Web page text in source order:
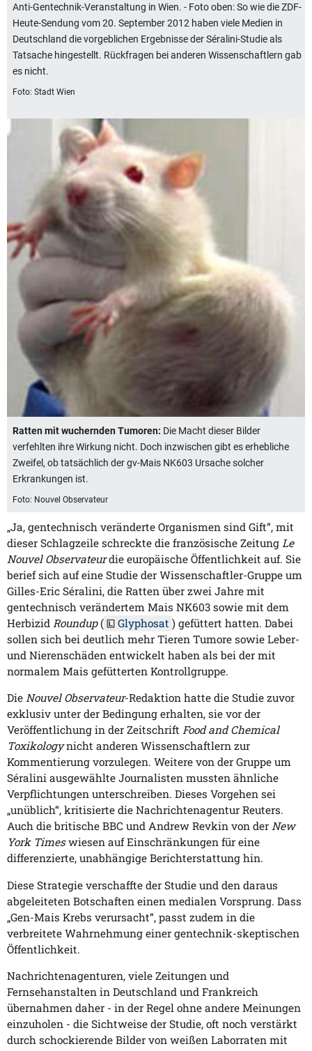
Anti-Gentechnik-Veranstaltung in Wien. - Foto oben: So wie die ZDF-
Heute-Sendung vom 20. September 2012 haben viele Medien in
Deutschland die vorgeblichen Ergebnisse der Séralini-Studie als
Tatsache hingestellt. Rückfragen bei anderen Wissenschaftlern gab
es nicht.
Foto: Stadt Wien
Ratten mit wuchernden Tumoren: Die Macht dieser Bilder
verfehlten ihre Wirkung nicht. Doch inzwischen gibt es erhebliche
Zweifel, ob tatsächlich der gv-Mais NK603 Ursache solcher
Erkrankungen ist.
Foto: Nouvel Observateur
„Ja, gentechnisch veränderte Organismen sind Gift“, mit
dieser Schlagzeile schreckte die französische Zeitung Le
Nouvel Observateurdie europäische Öffentlichkeit auf. Sie
berief sich auf eine Studie der Wissenschaftler-Gruppe um
Gilles-Eric Séralini, die Ratten über zwei Jahre mit
gentechnisch verändertem Mais NK603 sowie mit dem
Herbizid Roundup( Glyphosat ) gefüttert hatten. Dabei
sollen sich bei deutlich mehr Tieren Tumore sowie Leber-
und Nierenschäden entwickelt haben als bei der mit
normalem Mais gefütterten Kontrollgruppe.
Die Nouvel Observateur-Redaktion hatte die Studie zuvor
exklusiv unter der Bedingung erhalten, sie vor der
Veröffentlichung in der Zeitschrift Food and Chemical
Toxikologynicht anderen Wissenschaftlern zur
Kommentierung vorzulegen. Weitere von der Gruppe um
Séralini ausgewählte Journalisten mussten ähnliche
Verpflichtungen unterschreiben. Dieses Vorgehen sei
„unüblich“, kritisierte die Nachrichtenagentur Reuters.
Auch die britische BBC und Andrew Revkin von der New
York Timeswiesen auf Einschränkungen für eine
differenzierte, unabhängige Berichterstattung hin.
Diese Strategie verschaffte der Studie und den daraus
abgeleiteten Botschaften einen medialen Vorsprung. Dass
„Gen-Mais Krebs verursacht“, passt zudem in die
verbreitete Wahrnehmung einer gentechnik-skeptischen
Öffentlichkeit.
Nachrichtenagenturen, viele Zeitungen und
Fernsehanstalten in Deutschland und Frankreich
übernahmen daher - in der Regel ohne andere Meinungen
einzuholen - die Sichtweise der Studie, oft noch verstärkt
durch schockierende Bilder von weißen Laborraten mit